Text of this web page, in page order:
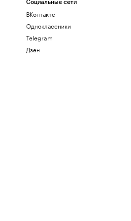
Социальные сети
ВКонтакте
Одноклассники
Telegram
Дзен